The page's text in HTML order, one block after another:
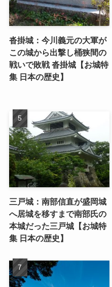
沓掛城：今川義元の大軍が
この城から出撃し桶狭間の
戦いで敗戦 沓掛城【お城特
集 日本の歴史】
三戸城：南部信直が盛岡城
へ居城を移すまで南部氏の
本城だった三戸城【お城特
集 日本の歴史】